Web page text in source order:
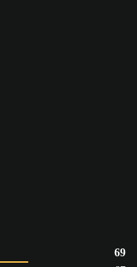
69